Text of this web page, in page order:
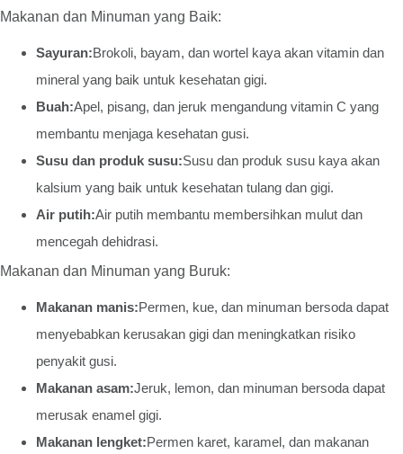
Makanan dan Minuman yang Baik:
Sayuran:Brokoli, bayam, dan wortel kaya akan vitamin dan
mineral yang baik untuk kesehatan gigi.
Buah:Apel, pisang, dan jeruk mengandung vitamin C yang
membantu menjaga kesehatan gusi.
Susu dan produk susu:Susu dan produk susu kaya akan
kalsium yang baik untuk kesehatan tulang dan gigi.
Air putih:Air putih membantu membersihkan mulut dan
mencegah dehidrasi.
Makanan dan Minuman yang Buruk:
Makanan manis:Permen, kue, dan minuman bersoda dapat
menyebabkan kerusakan gigi dan meningkatkan risiko
penyakit gusi.
Makanan asam:Jeruk, lemon, dan minuman bersoda dapat
merusak enamel gigi.
Makanan lengket:Permen karet, karamel, dan makanan